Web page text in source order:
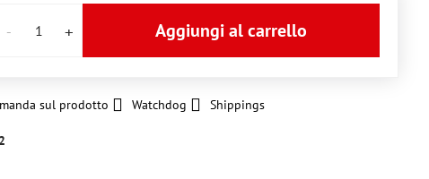
Aggiungi al carrello
sul prodotto Watchdog Shippings